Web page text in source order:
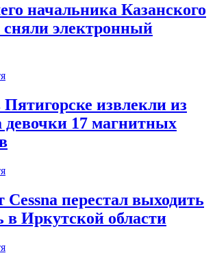
начальника Казанского
сняли электронный
извлекли из
девочки 17 магнитных
Cessna перестал выходить
в Иркутской области